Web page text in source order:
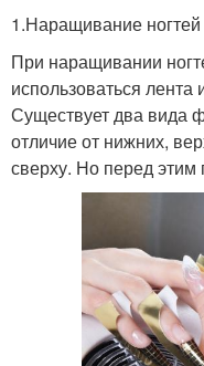
1.Наращивание
При наращивании
использоваться
Существует два вида
отличие от нижних,
сверху. Но перед